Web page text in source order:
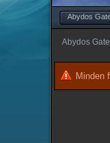
Abydos
Abydos
Minden